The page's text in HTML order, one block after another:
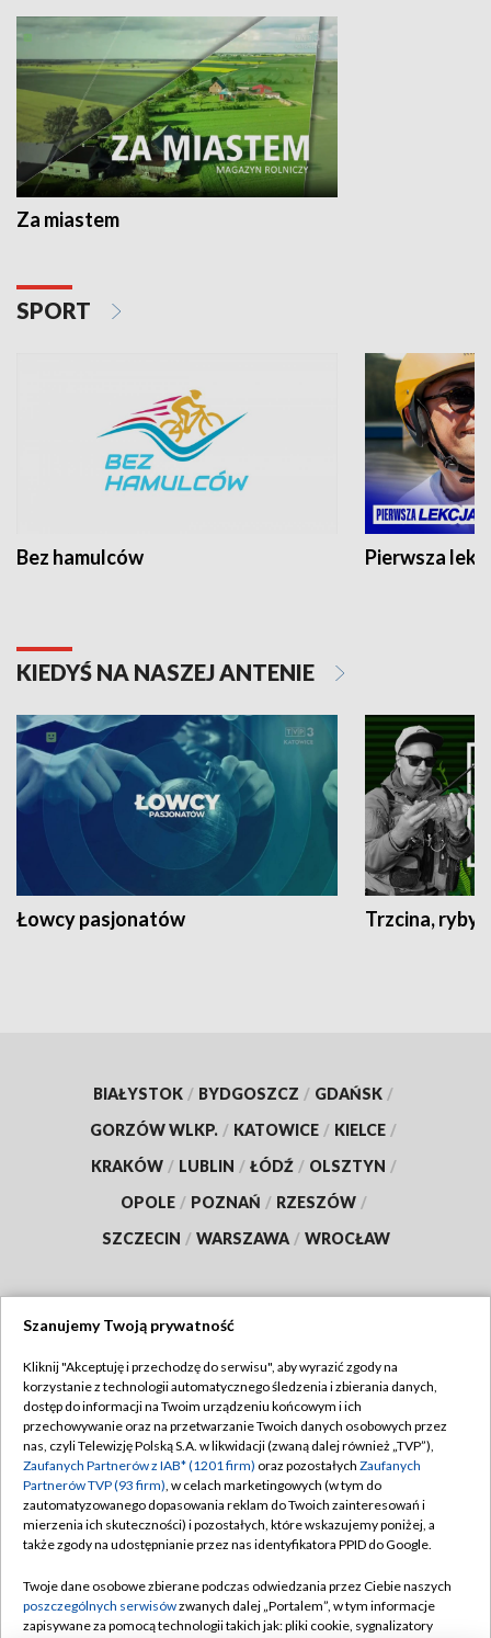
Za miastem
SPORT
Bez hamulców Pierwsza
KIEDYŚ NA NASZEJ ANTENIE
Łowcy pasjonatów Trzcina, ryby
BIAŁYSTOK / BYDGOSZCZ / GDAŃSK /
GORZÓW WLKP. / KATOWICE / KIELCE /
KRAKÓW / LUBLIN / ŁÓDŹ / OLSZTYN /
OPOLE / POZNAŃ / RZESZÓW /
SZCZECIN / WARSZAWA / WROCŁAW
TVP
Abonament TVP
Emisja w TVP
Centrum informacji TVP
Naziemna Telewizja Cyfrowa
Rada Programowa
Regulamin TVP
Polityka prywatności
Moje zgody
Pomoc
Kontakt
Szanujemy Twoją prywatność
Kliknij "Akceptuję i przechodzę do serwisu", aby wyrazić zgody na
korzystanie z technologii automatycznego śledzenia i zbierania danych,
dostęp do informacji na Twoim urządzeniu końcowym i ich
przechowywanie oraz na przetwarzanie Twoich danych osobowych przez
nas, czyli Telewizję Polską S.A. w likwidacji (zwaną dalej również „TVP”),
Zaufanych Partnerów z IAB* (1201 firm) oraz pozostałych Zaufanych
Partnerów TVP (93 firm), w celach marketingowych (w tym do
zautomatyzowanego dopasowania reklam do Twoich zainteresowań i
mierzenia ich skuteczności) i pozostałych, które wskazujemy poniżej, a
także zgody na udostępnianie przez nas identyfikatora PPID do Google.
Twoje dane osobowe zbierane podczas odwiedzania przez Ciebie naszych
poszczególnych serwisówzwanych dalej „Portalem”, w tym informacje
zapisywane za pomocą technologii takich jak: pliki cookie, sygnalizatory